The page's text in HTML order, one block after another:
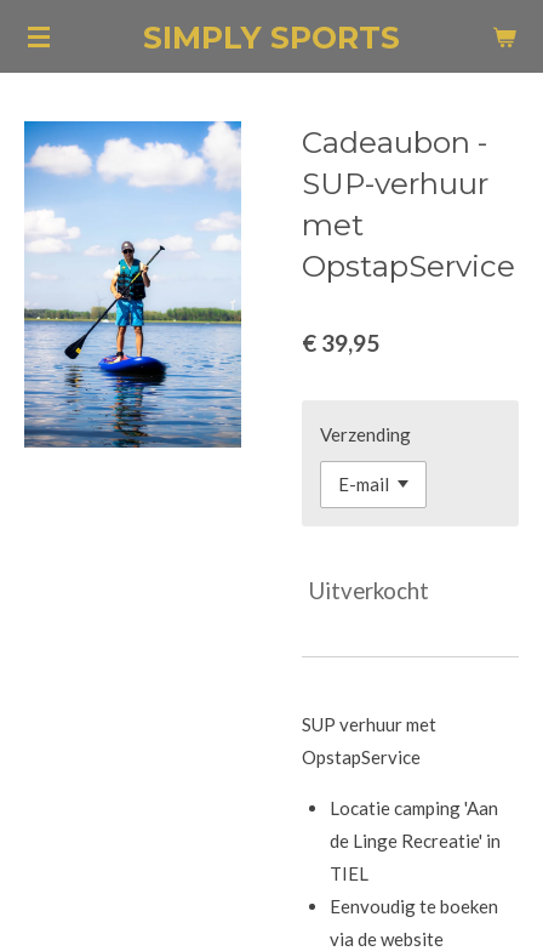
Ga
de
hoofdinhoud
SIMPLY SPORTS
Cadeaubon -
SUP-verhuur
met
OpstapService
€ 39,95
Verzending
Uitverkocht
SUP verhuur met
OpstapService
Locatie camping 'Aan
de Linge Recreatie' in
TIEL
Eenvoudig te boeken
via de website